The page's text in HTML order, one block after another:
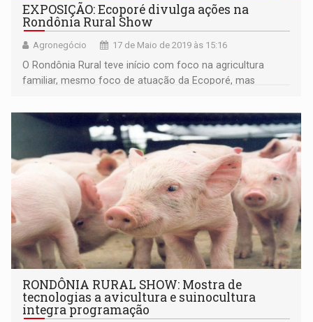
EXPOSIÇÃO: Ecoporé divulga ações na
Rondônia Rural Show
Agronegócio 17 de Maio de 2019 às 15:16
O Rondônia Rural teve início com foco na agricultura
familiar, mesmo foco de atuação da Ecoporé, mas
expositores nacionais e internacionais
RONDÔNIA RURAL SHOW: Mostra de
tecnologias a avicultura e suinocultura
integra programação